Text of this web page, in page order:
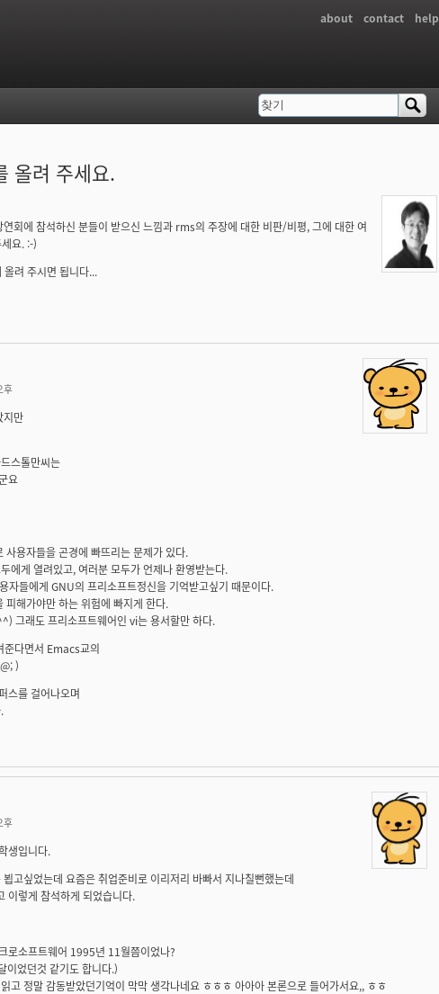
about contact help
올려 주세요.
회에 참석하신 분들이 받으신 느낌과 rms의 주장에 대한 비판/비평, 그에 대한 여
요. :-)
올려 주시면 됩니다...
후
지만
스톨만씨는
요
용자들을 곤경에 빠뜨리는 문제가 있다.
에게 열려있고, 여러분 모두가 언제나 환영받는다.
들에게 GNU의 프리소프트정신을 기억받고싶기 때문이다.
해가야만 하는 위험에 빠지게 한다.
그래도 프리소프트웨어인 vi는 용서할만 하다.
준다면서 Emacs교의
)
스를 걸어나오며
후
생입니다.
고싶었는데 요즘은 취업준비로 이리저리 바빠서 지나칠뻔했는데
이렇게 참석하게 되었습니다.
로소프트웨어 1995년 11월쯤이었나?
이었던것 같기도 합니다.)
정말 감동받았던기억이 막막 생각나네요 ㅎㅎㅎ 아아아 본론으로 들어가서요,, ㅎㅎ
검색 폼
찾기